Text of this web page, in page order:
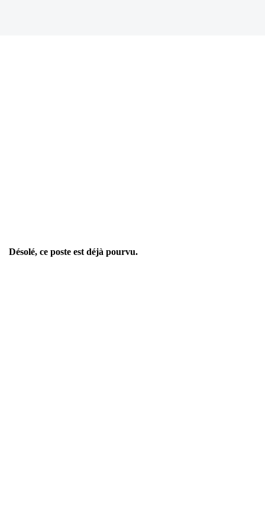
Désolé, ce poste est déjà pourvu.